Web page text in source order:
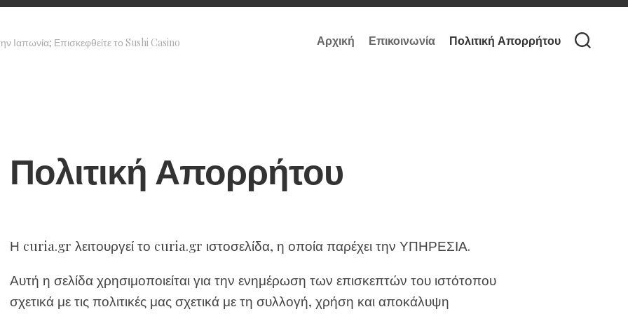
Ιαπωνία; Επισκεφθείτε το Sushi Casino Αρχική Επικοινωνία Πολιτική Απορρήτου
Πολιτική Απορρήτου
Η curia.gr λειτουργεί το curia.gr ιστοσελίδα, η οποία παρέχει την ΥΠΗΡΕΣΙΑ.
Αυτή η σελίδα χρησιμοποιείται για την ενημέρωση των επισκεπτών του ιστότοπου
σχετικά με τις πολιτικές μας σχετικά με τη συλλογή, χρήση και αποκάλυψη